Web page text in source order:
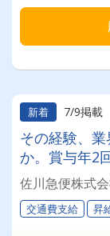
新着 7/9掲載
その経験、
か。賞与年2
佐川急便株式
交通費支給 昇